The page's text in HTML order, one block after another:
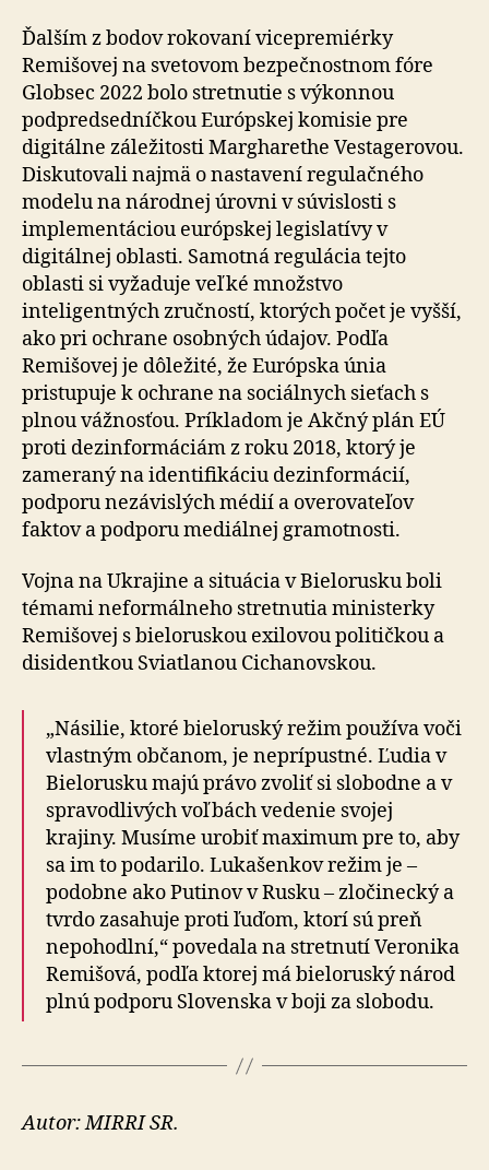
Ďalším z bodov rokovaní vicepremiérky
Remišovej na svetovom bezpečnostnom fóre
Globsec 2022 bolo stretnutie s výkonnou
podpredsedníčkou Európskej komisie pre
digitálne záležitosti Margharethe Vestagerovou.
Diskutovali najmä o nastavení regulačného
modelu na národnej úrovni v súvislosti s
implementáciou európskej legislatívy v
digitálnej oblasti. Samotná regulácia tejto
oblasti si vyžaduje veľké množstvo
inteligentných zručností, ktorých počet je vyšší,
ako pri ochrane osobných údajov. Podľa
Remišovej je dôležité, že Európska únia
pristupuje k ochrane na sociálnych sieťach s
plnou vážnosťou. Príkladom je Akčný plán EÚ
proti dezinformáciám z roku 2018, ktorý je
zameraný na identifikáciu dezinformácií,
podporu nezávislých médií a overovateľov
faktov a podporu mediálnej gramotnosti.
Vojna na Ukrajine a situácia v Bielorusku boli
témami neformálneho stretnutia ministerky
Remišovej s bieloruskou exilovou političkou a
disidentkou Sviatlanou Cichanovskou.
„Násilie, ktoré bieloruský režim používa voči
vlastným občanom, je neprípustné. Ľudia v
Bielorusku majú právo zvoliť si slobodne a v
spravodlivých voľbách vedenie svojej
krajiny. Musíme urobiť maximum pre to, aby
sa im to podarilo. Lukašenkov režim je –
podobne ako Putinov v Rusku – zločinecký a
tvrdo zasahuje proti ľuďom, ktorí sú preň
nepohodlní,“ povedala na stretnutí Veronika
Remišová, podľa ktorej má bieloruský národ
plnú podporu Slovenska v boji za slobodu.
Autor: MIRRI SR.